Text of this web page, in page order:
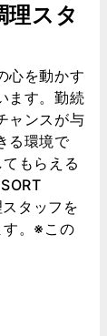
理スタ
心を動かす
ます。勤続
ャンスが与
る環境で
もらえる
タッフを
す。※この